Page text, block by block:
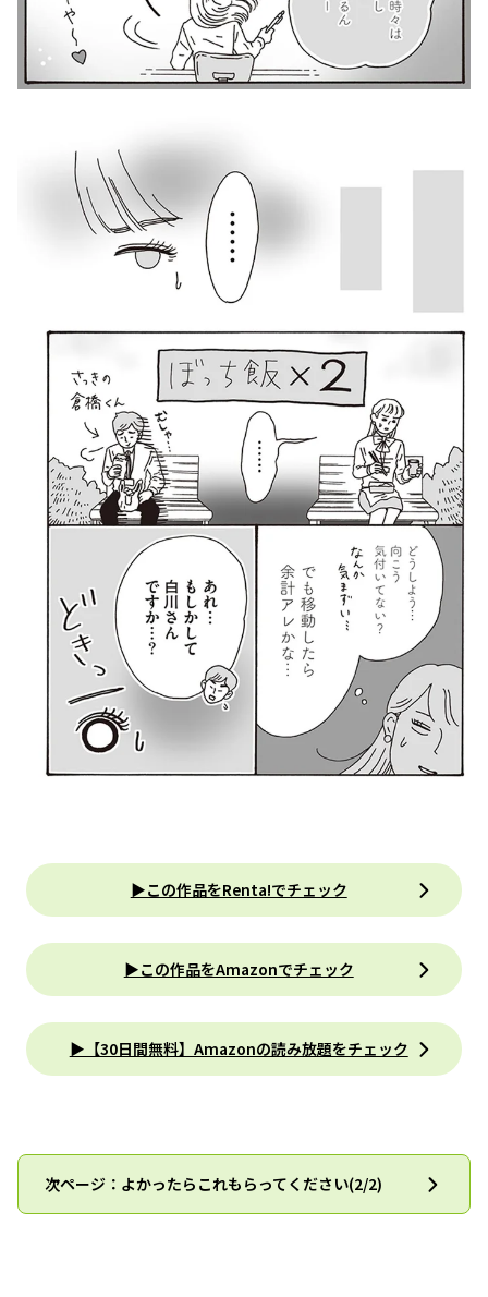
▶この作品をRenta!でチェック
▶この作品をAmazonでチェック
▶【30日間無料】Amazonの読み放題をチェック
次ページ：よかったらこれもらってください(2/2)